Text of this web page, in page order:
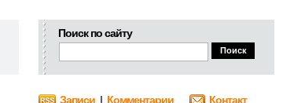
Поиск по сайту
Записи | Комментарии Контакт